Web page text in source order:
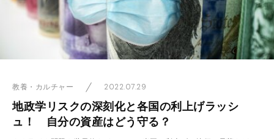
教養・カルチャー 2022.07.29
地政学リスクの深刻化と各国の利上げラッシ
ュ！ 自分の資産はどう守る？